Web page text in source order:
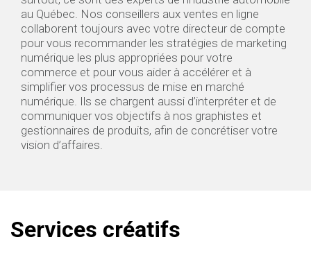
au Québec. Nos conseillers aux ventes en ligne
collaborent toujours avec votre directeur de compte
pour vous recommander les stratégies de marketing
numérique les plus appropriées pour votre
commerce et pour vous aider à accélérer et à
simplifier vos processus de mise en marché
numérique. Ils se chargent aussi d’interpréter et de
communiquer vos objectifs à nos graphistes et
gestionnaires de produits, afin de concrétiser votre
vision d’affaires.
Services créatifs